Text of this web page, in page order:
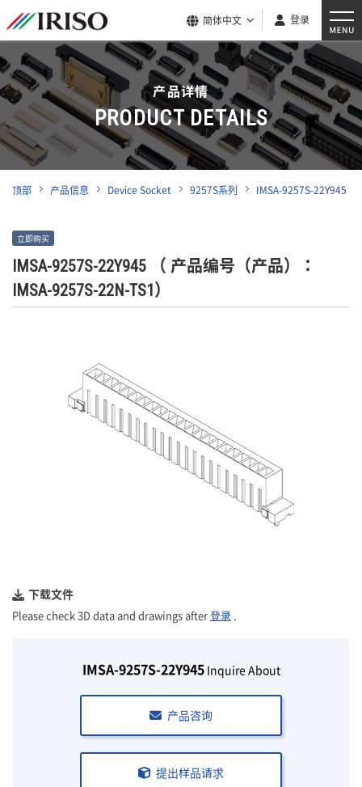
简体中文 登录
产品详情
PRODUCT DETAILS
顶部 产品信息 Device Socket 9257S系列 IMSA-9257S-22Y945
立即购买
IMSA-9257S-22Y945 （ 产品编号（产品）：
IMSA-9257S-22N-TS1）
下载文件
Please check 3D data and drawings after登录 .
IMSA-9257S-22Y945Inquire About
产品咨询
提出样品请求